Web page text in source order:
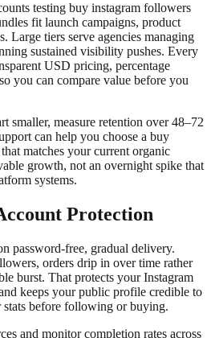
testing buy instagram followers
fit launch campaigns, product
Large tiers serve agencies managing
sustained visibility pushes. Every
USD pricing, percentage
you can compare value before you
smaller, measure retention over 48–72
can help you choose a buy
matches your current organic
growth, not an overnight spike that
systems.
Protection
password-free, gradual delivery.
orders drip in over time rather
burst. That protects your Instagram
keeps your public profile credible to
before following or buying.
and monitor completion rates across